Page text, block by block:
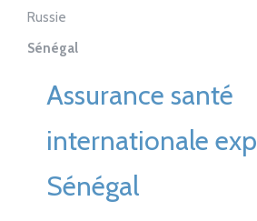
Russie
Sénégal
Assurance santé
internationale
Sénégal